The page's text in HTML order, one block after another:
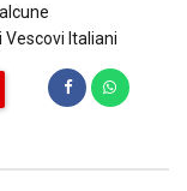
Italiani